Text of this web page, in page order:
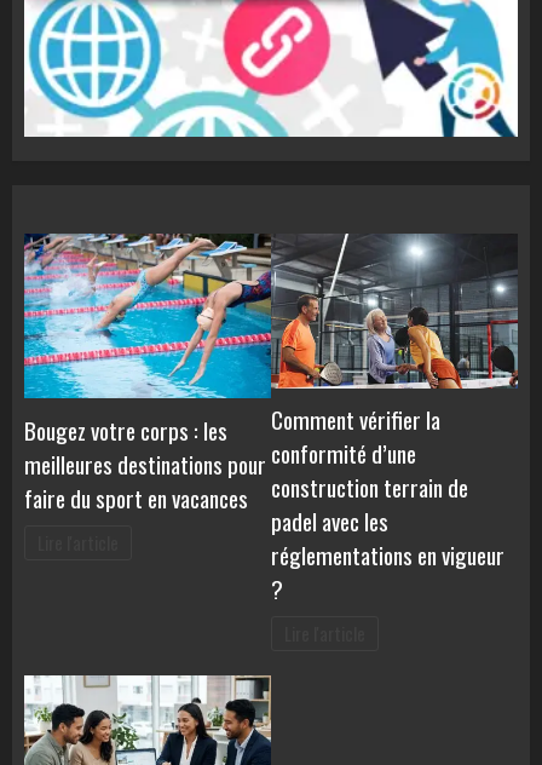
Bougez votre corps : les
meilleures destinations pour
faire du sport en vacances
Comment vérifier la
conformité d’une
construction terrain de
padel avec les
réglementations en vigueur
?